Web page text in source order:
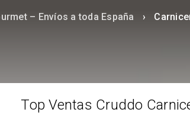
– Envíos a toda España ›
Top Ventas Cruddo